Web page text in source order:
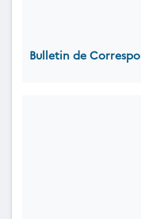
Bulletin de